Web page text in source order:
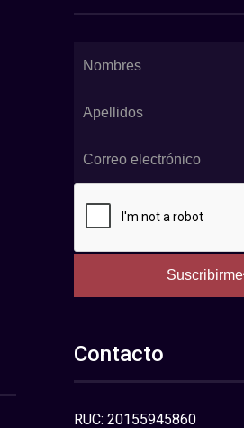
Suscribirme
Contacto
RUC: 20155945860